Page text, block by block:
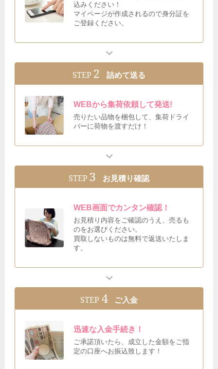
込みください！
マイページが作成されるので身分証を
ご登録ください。
STEP 2 詰めて送る
WEBから集荷依頼して発送!
売りたい品物を梱包して、集荷ドライ
バーに荷物を渡すだけ！
STEP 3 お見積り確認
WEB画面でカンタン確認！
お見積り内容をご確認のうえ、売るも
のをお選びください。
買取しないものは無料で返送いたしま
す。
STEP 4 ご入金
迅速な入金手続き！
ご承諾頂いたら、成立した金額をご指
定の口座へお振込致します！